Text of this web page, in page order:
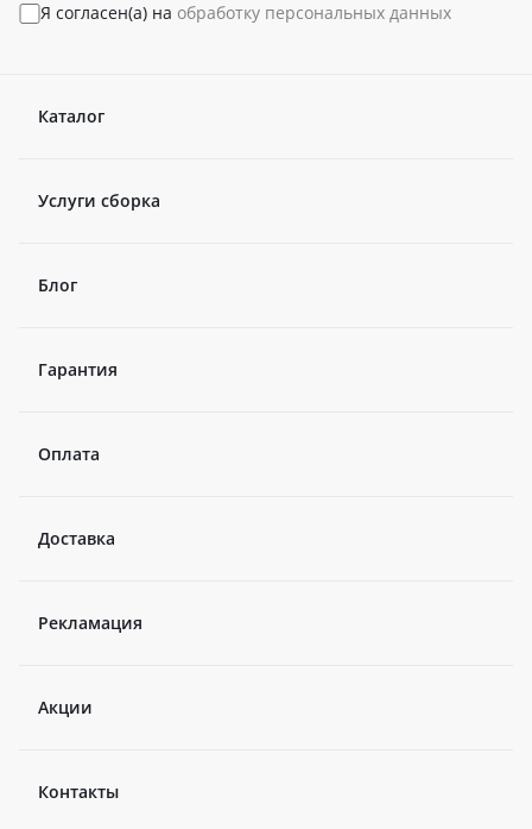
Я согласен(а) на обработку персональных данных
Каталог
Услуги сборка
Блог
Гарантия
Оплата
Доставка
Рекламация
Акции
Контакты